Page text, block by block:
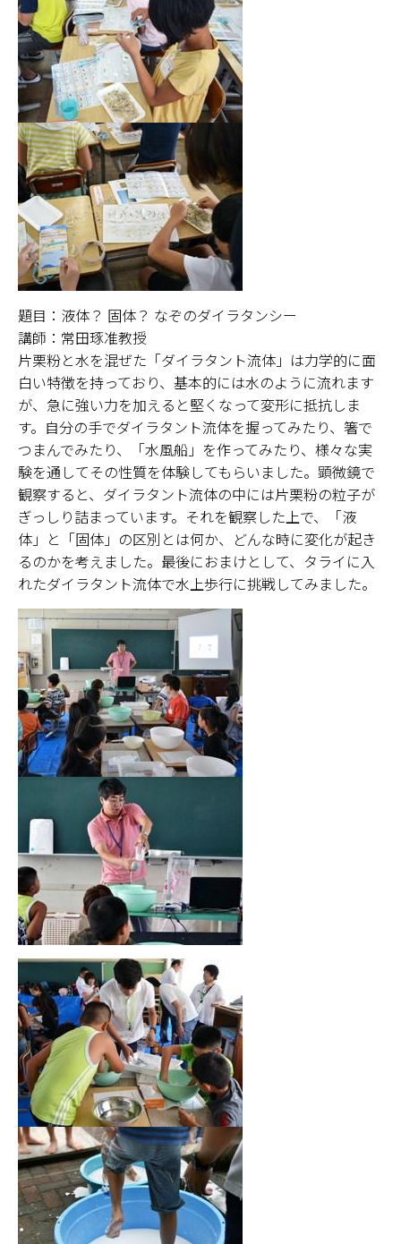
題目：液体？ 固体？ なぞのダイラタンシー
講師：常田琢准教授
片栗粉と水を混ぜた「ダイラタント流体」は力学的に面
白い特徴を持っており、基本的には水のように流れます
が、急に強い力を加えると堅くなって変形に抵抗しま
す。自分の手でダイラタント流体を握ってみたり、箸で
つまんでみたり、「水風船」を作ってみたり、様々な実
験を通してその性質を体験してもらいました。顕微鏡で
観察すると、ダイラタント流体の中には片栗粉の粒子が
ぎっしり詰まっています。それを観察した上で、「液
体」と「固体」の区別とは何か、どんな時に変化が起き
るのかを考えました。最後におまけとして、タライに入
れたダイラタント流体で水上歩行に挑戦してみました。